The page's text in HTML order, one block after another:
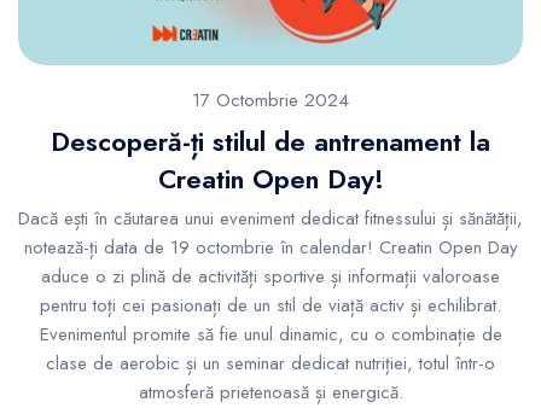
17 Octombrie 2024
Descoperă-ți stilul de antrenament la
Creatin Open Day!
Dacă ești în căutarea unui eveniment dedicat fitnessului și sănătății,
notează-ți data de 19 octombrie în calendar! Creatin Open Day
aduce o zi plină de activități sportive și informații valoroase
pentru toți cei pasionați de un stil de viață activ și echilibrat.
Evenimentul promite să fie unul dinamic, cu o combinație de
clase de aerobic și un seminar dedicat nutriției, totul într-o
atmosferă prietenoasă și energică.